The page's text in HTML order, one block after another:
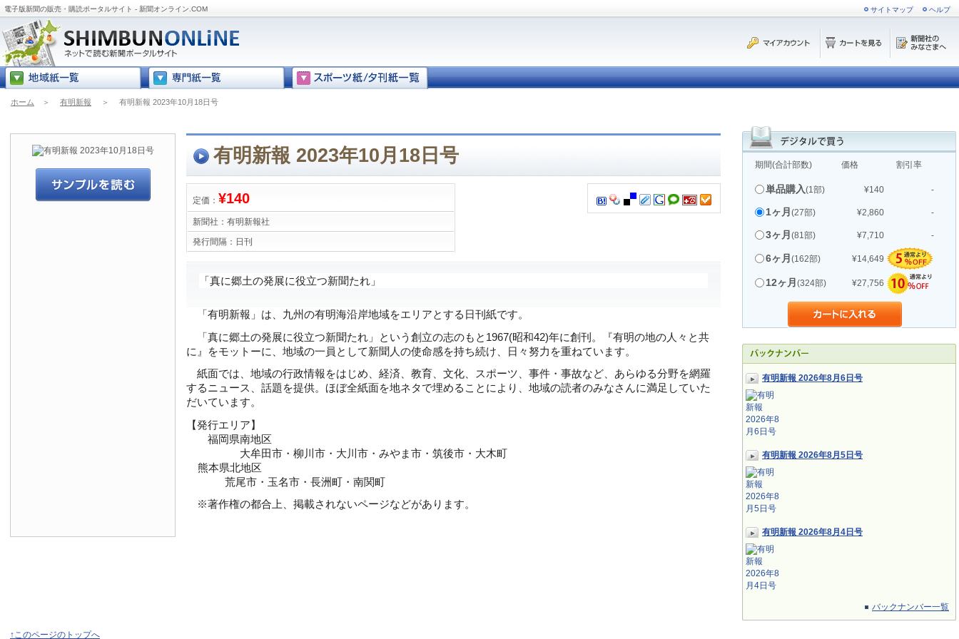
電子版新聞の販売・購読ポータルサイト - 新聞オンライン.COM サイトマップ ヘルプ
ホーム ＞ 有明新報 ＞ 有明新報 2023年10月18日号
期間(合計部数) 価格 割引率
単品購入(1部) ¥140 -
1ヶ月 (27部) ¥2,860 -
3ヶ月 (81部) ¥7,710 -
6ヶ月 (162部) ¥14,649
12ヶ月 (324部) ¥27,756
有明新報 2026年8月6日号
有明新報 2026年8月5日号
有明新報 2026年8月4日号
バックナンバー一覧
有明新報 2023年10月18日号
定価： ¥140
新聞社： 有明新報社
発行間隔： 日刊
「真に郷土の発展に役立つ新聞たれ」
「有明新報」は、九州の有明海沿岸地域をエリアとする日刊紙です。
「真に郷土の発展に役立つ新聞たれ」という創立の志のもと1967(昭和42)年に創刊。『有明の地の人々と共
に』をモットーに、地域の一員として新聞人の使命感を持ち続け、日々努力を重ねています。
紙面では、地域の行政情報をはじめ、経済、教育、文化、スポーツ、事件・事故など、あらゆる分野を網羅
するニュース、話題を提供。ほぼ全紙面を地ネタで埋めることにより、地域の読者のみなさんに満足していた
だいています。
【発行エリア】
福岡県南地区
大牟田市・柳川市・大川市・みやま市・筑後市・大木町
熊本県北地区
荒尾市・玉名市・長洲町・南関町
※著作権の都合上、掲載されないページなどがあります。
↑このページのトップへ